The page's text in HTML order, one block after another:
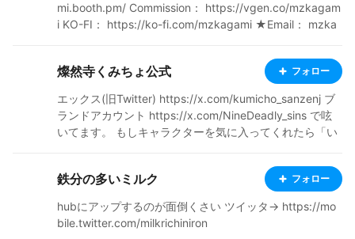
mi.booth.pm/ Commission： https://vgen.co/mzkagam
i KO-FI： https://ko-fi.com/mzkagami ★Email： mzka
prioritize via Email, as I don't log in to other apps frequ
ently. (no need to worry about the wording)
燦然寺くみちょ公式 フォロー
エックス(旧Twitter) https://x.com/kumicho_sanzenj ブ
ランドアカウント https://x.com/NineDeadly_sins で呟
いてます。 もしキャラクターを気に入ってくれたら「い
てshopも営業中 是非覗いてみてくだしゃんせ❤ https://
kumicho877.booth.pm/ EN X (formerly Twitter) https://
x.com/kumicho_sanzenj Brand Account https://x.com/
NineDeadly_sins I post updates there. If you enjoy the
characters, a "Like" or a quick comment helps extend
鉄分の多いミルク フォロー
hubにアップするのが面倒くさい ツイッタ→ https://mo
bile.twitter.com/milkrichiniron